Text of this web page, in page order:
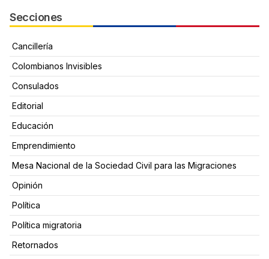
Secciones
Cancillería
Colombianos Invisibles
Consulados
Editorial
Educación
Emprendimiento
Mesa Nacional de la Sociedad Civil para las Migraciones
Opinión
Política
Política migratoria
Retornados